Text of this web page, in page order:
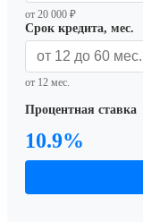
от 20 000 ₽
Срок кредита, мес.
от 12 мес.
Процентная ставка
10.9%